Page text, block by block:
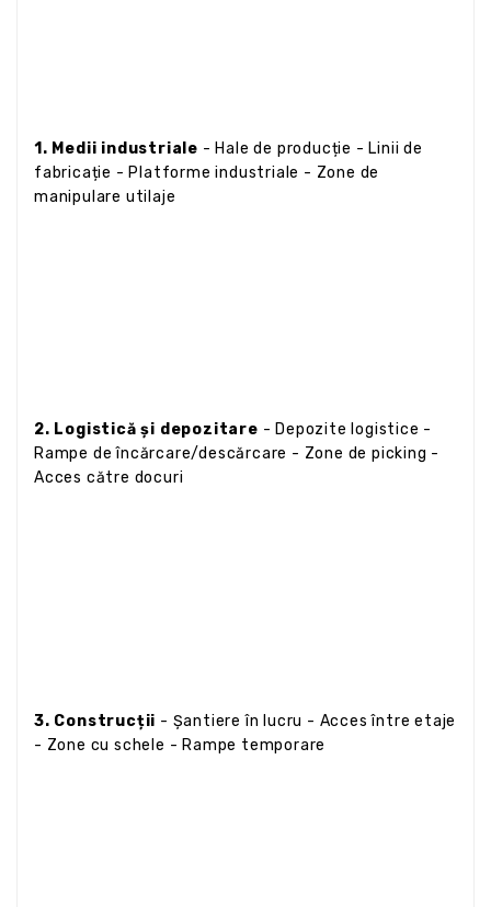
1. Medii industriale - Hale de producție - Linii de
fabricație - Platforme industriale - Zone de
manipulare utilaje
2. Logistică și depozitare - Depozite logistice -
Rampe de încărcare/descărcare - Zone de picking -
Acces către docuri
3. Construcții - Șantiere în lucru - Acces între etaje
- Zone cu schele - Rampe temporare